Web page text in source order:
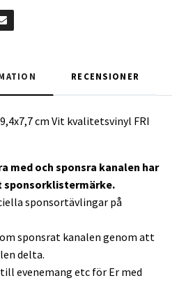
RECENSIONER
9,4x7,7 cm Vit kvalitetsvinyl FRI
med och sponsra kanalen har
sponsortävlingar på
sponsrat kanalen genom att
delta.
evenemang etc för Er med